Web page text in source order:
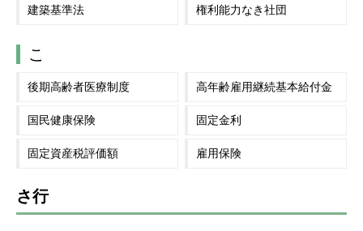
建築基準法 権利能力なき社団
こ
後期高齢者医療制度 高年齢雇用継続基本給付金
国民健康保険 固定金利
固定資産税評価額 雇用保険
さ行